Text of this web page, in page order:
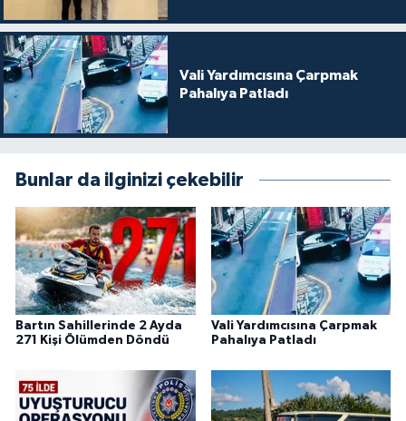
Vali Yardımcısına Çarpmak
Pahalıya Patladı
Bunlar da ilginizi çekebilir
Bartın Sahillerinde 2 Ayda
271 Kişi Ölümden Döndü
Vali Yardımcısına Çarpmak
Pahalıya Patladı